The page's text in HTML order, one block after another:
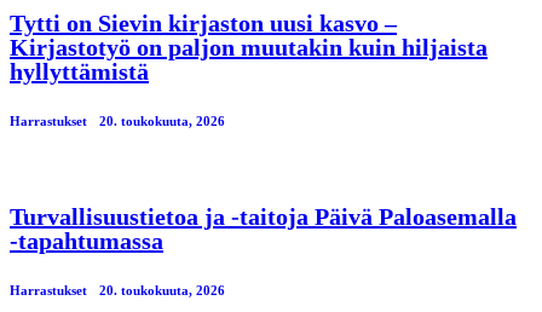
Tytti on Sievin kirjaston uusi kasvo –
Kirjastotyö on paljon muutakin kuin hiljaista
hyllyttämistä
Harrastukset 20. toukokuuta, 2026
Turvallisuustietoa ja -taitoja Päivä Paloasemalla
-tapahtumassa
Harrastukset 20. toukokuuta, 2026